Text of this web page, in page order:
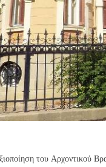
του Αρχοντικού